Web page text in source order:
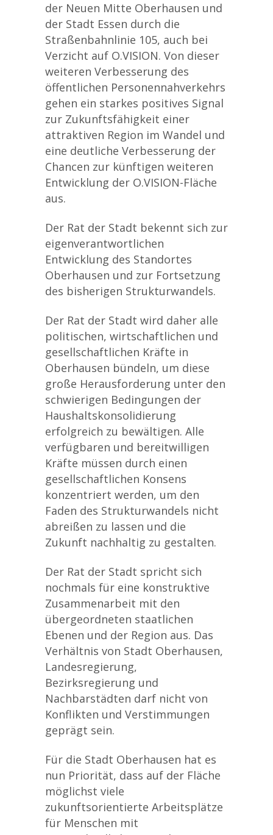
der Neuen Mitte Oberhausen und
der Stadt Essen durch die
Straßenbahnlinie 105, auch bei
Verzicht auf O.VISION. Von dieser
weiteren Verbesserung des
öffentlichen Personennahverkehrs
gehen ein starkes positives Signal
zur Zukunftsfähigkeit einer
attraktiven Region im Wandel und
eine deutliche Verbesserung der
Chancen zur künftigen weiteren
Entwicklung der O.VISION-Fläche
aus.
Der Rat der Stadt bekennt sich zur
eigenverantwortlichen
Entwicklung des Standortes
Oberhausen und zur Fortsetzung
des bisherigen Strukturwandels.
Der Rat der Stadt wird daher alle
politischen, wirtschaftlichen und
gesellschaftlichen Kräfte in
Oberhausen bündeln, um diese
große Herausforderung unter den
schwierigen Bedingungen der
Haushaltskonsolidierung
erfolgreich zu bewältigen. Alle
verfügbaren und bereitwilligen
Kräfte müssen durch einen
gesellschaftlichen Konsens
konzentriert werden, um den
Faden des Strukturwandels nicht
abreißen zu lassen und die
Zukunft nachhaltig zu gestalten.
Der Rat der Stadt spricht sich
nochmals für eine konstruktive
Zusammenarbeit mit den
übergeordneten staatlichen
Ebenen und der Region aus. Das
Verhältnis von Stadt Oberhausen,
Landesregierung,
Bezirksregierung und
Nachbarstädten darf nicht von
Konflikten und Verstimmungen
geprägt sein.
Für die Stadt Oberhausen hat es
nun Priorität, dass auf der Fläche
möglichst viele
zukunftsorientierte Arbeitsplätze
für Menschen mit